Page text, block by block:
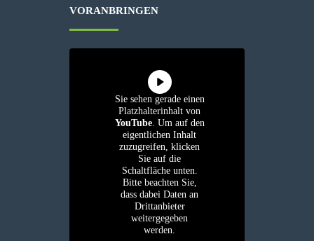
VORANBRINGEN
Sie sehen gerade einen
Platzhalterinhalt von
YouTube. Um auf den
eigentlichen Inhalt
zuzugreifen, klicken
Sie auf die
Schaltfläche unten.
Bitte beachten Sie,
dass dabei Daten an
Drittanbieter
weitergegeben
werden.